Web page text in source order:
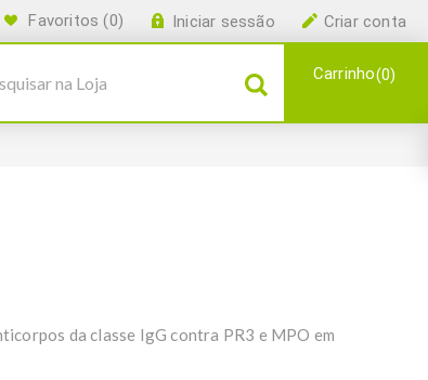
Criar conta
Iniciar sessão
Favoritos (0)
Carrinho 0
da classe IgG contra PR3 e MPO em